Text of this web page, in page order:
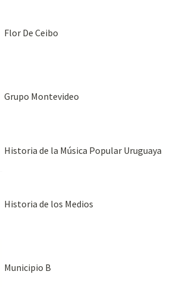
Flor De Ceibo
Grupo Montevideo
Historia de la Música Popular Uruguaya
Historia de los Medios
Municipio B